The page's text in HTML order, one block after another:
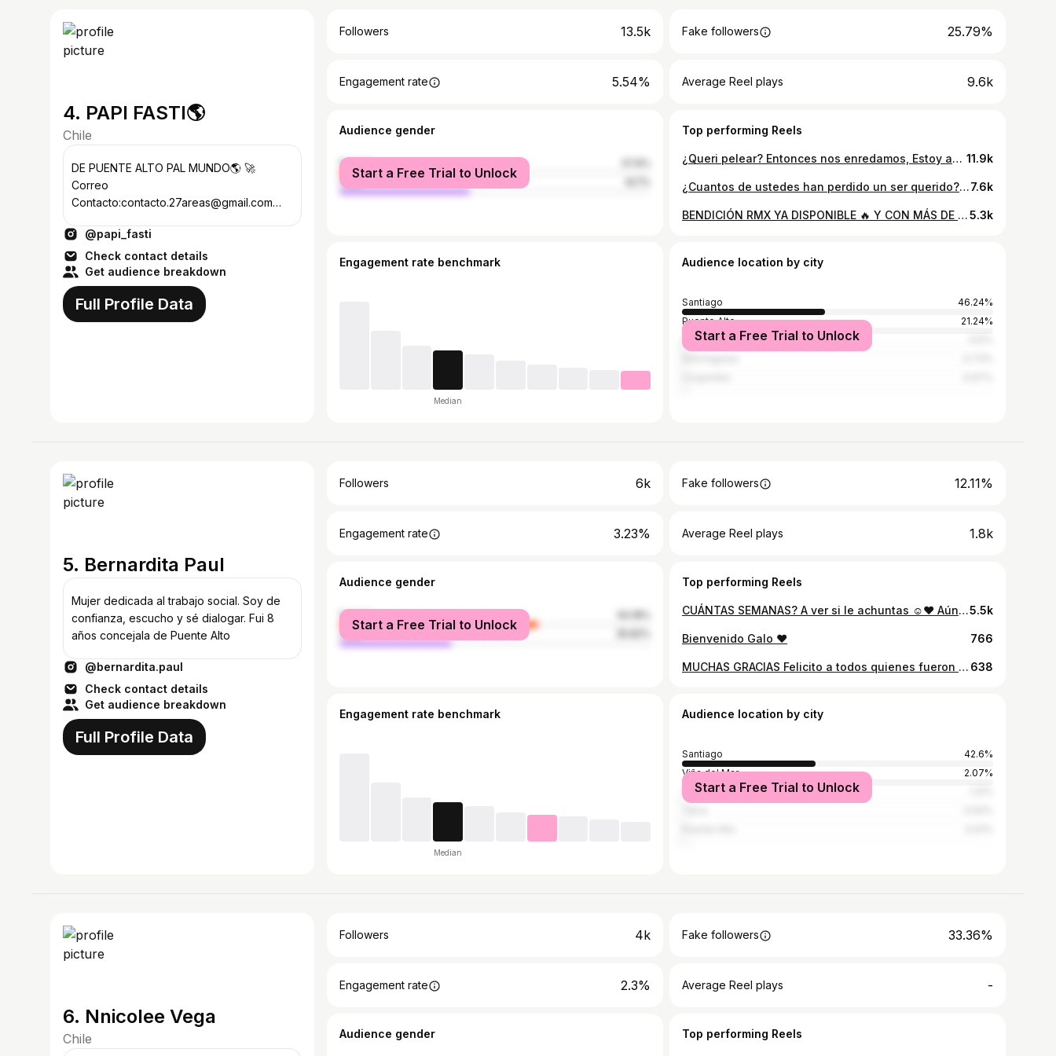
4. PAPI FASTI🌎
Chile
DE PUENTE ALTO PAL MUNDO🌎 🚀
Correo
Contacto:contacto.27areas@gmail.com
@medalla_gaete
@papi_fasti
Check contact details
Get audience breakdown
Full Profile Data
Followers 13.5k Fake followers 25.79%
Engagement rate 5.54% Average Reel plays 9.6k
Audience gender
female
male
Start a Free Trial to Unlock
Top performing Reels
¿Queri pelear? Entonces nos enredamos, Estoy aburrido de los hipócritas 😜🖕🏽 puros 27 Áreas mas na 🛸 @27areas 11.9k
¿Cuantos de ustedes han perdido un ser querido?😞💔 Acá les presentó “Brindemos” 🥂💔 Un tema para que recuerden a sus seres queridos que en el cielo están 🌌 👼🏽 ¿Cuando quieren que lo suelte?7.6k
BENDICIÓN RMX YA DISPONIBLE 🔥 Y CON MÁS DE MIL VISITAS EN MENOS DE UNA HORA 😭😭😭🙏🏽❤️❤️ GRACIAS A TODOS‼️5.3k
Engagement rate benchmark
Median
Audience location by city
Santiago
46.24%
Puente Alto
21.24%
San Bernardo
Start a Free Trial to Unlock
5. Bernardita Paul
Mujer dedicada al trabajo social. Soy de
confianza, escucho y sé dialogar. Fui 8
años concejala de Puente Alto
@bernardita.paul
Check contact details
Get audience breakdown
Full Profile Data
Followers 6k Fake followers 12.11%
Engagement rate 3.23% Average Reel plays 1.8k
Audience gender
female
male
Start a Free Trial to Unlock
Top performing Reels
CUÁNTAS SEMANAS? A ver si le achuntas ☺️❤️ Aún no hay nombre, esperaremos hasta el día de su nacimiento para saber si es niño o niña. #PapasChochos5.5k
Bienvenido Galo ❤️ 766
MUCHAS GRACIAS Felicito a todos quienes fueron a votar por primera vez y quienes asistieron una vez más a cumplir con su deber cívico. Felicito también a todos los ganadores. Le doy las gracias de ❤️ a todos quienes me apoyaron. A pesar de no haber ganado, sigan contando conmigo. Les mando un abrazo 🤗 638
Engagement rate benchmark
Median
Audience location by city
Santiago
42.6%
Viña del Mar
2.07%
Valparaíso
Start a Free Trial to Unlock
6. Nnicolee Vega
Chile
Followers 4k Fake followers 33.36%
Engagement rate 2.3% Average Reel plays -
Audience gender Top performing Reels